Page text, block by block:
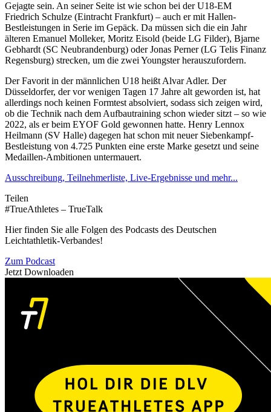
Gejagte sein. An seiner Seite ist wie schon bei der U18-EM
Friedrich Schulze (Eintracht Frankfurt) – auch er mit Hallen-
Bestleistungen in Serie im Gepäck. Da müssen sich die ein Jahr
älteren Emanuel Molleker, Moritz Eisold (beide LG Filder), Bjarne
Gebhardt (SC Neubrandenburg) oder Jonas Perner (LG Telis Finanz
Regensburg) strecken, um die zwei Youngster herauszufordern.
Der Favorit in der männlichen U18 heißt Alvar Adler. Der
Düsseldorfer, der vor wenigen Tagen 17 Jahre alt geworden ist, hat
allerdings noch keinen Formtest absolviert, sodass sich zeigen wird,
ob die Technik nach dem Aufbautraining schon wieder sitzt – so wie
2022, als er beim EYOF Gold gewonnen hatte. Henry Lennox
Heilmann (SV Halle) dagegen hat schon mit neuer Siebenkampf-
Bestleistung von 4.725 Punkten eine erste Marke gesetzt und seine
Medaillen-Ambitionen untermauert.
Ausschreibung, Teilnehmerliste, Live-Ergebnisse und mehr...
Teilen
#TrueAthletes – TrueTalk
Hier finden Sie alle Folgen des Podcasts des Deutschen
Leichtathletik-Verbandes!
Zum Podcast
Jetzt Downloaden